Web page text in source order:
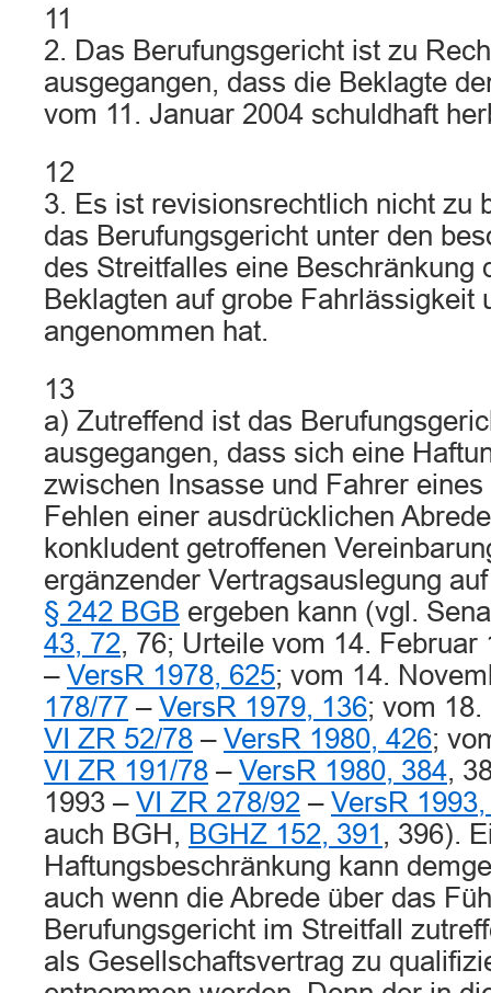
11
2. Das Berufungsgericht ist zu
ausgegangen, dass die Beklagte
vom 11. Januar 2004 schuldhaft
12
3. Es ist revisionsrechtlich nicht zu
das Berufungsgericht unter den
des Streitfalles eine Beschränkung
Beklagten auf grobe Fahrlässigkeit
angenommen hat.
13
a) Zutreffend ist das
ausgegangen, dass sich eine
zwischen Insasse und Fahrer
Fehlen einer ausdrücklichen
konkludent getroffenen
ergänzender Vertragsauslegung
§ 242 BGB ergeben kann (vgl.
43, 72, 76; Urteile vom 14. Februar
– VersR 1978, 625; vom 14.
178/77 – VersR 1979, 136; vom
VI ZR 52/78 – VersR 1980, 426;
VI ZR 191/78 – VersR 1980, 384,
1993 – VI ZR 278/92 – VersR
auch BGH, BGHZ 152, 391 , 396).
Haftungsbeschränkung kann
auch wenn die Abrede über das
Berufungsgericht im Streitfall
als Gesellschaftsvertrag zu